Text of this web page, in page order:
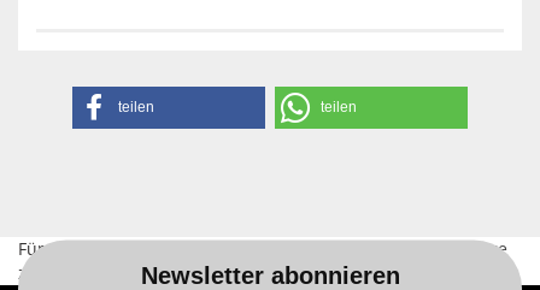
teilen teilen
Für weitere Informationen besuchen Sie bitte die
Homepage
zu diesem Artikel.Newsletter abonnieren